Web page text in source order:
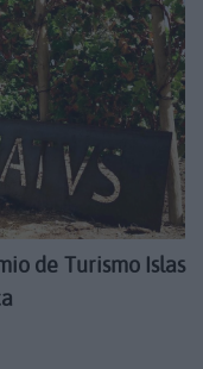
de Turismo Islas